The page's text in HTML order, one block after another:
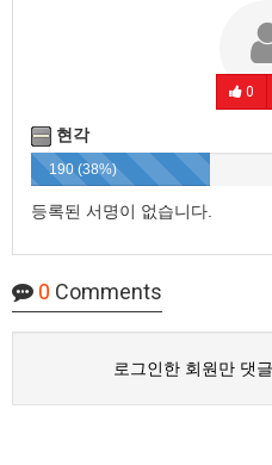
0
현각
190 (38%)
등록된 서명이 없습니다.
0 Comments
로그인한 회원만 댓